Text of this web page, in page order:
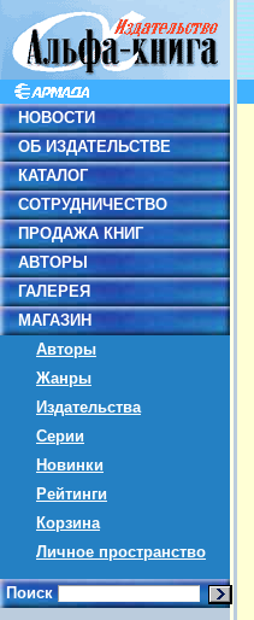
НОВОСТИ
ОБ ИЗДАТЕЛЬСТВЕ
КАТАЛОГ
СОТРУДНИЧЕСТВО
ПРОДАЖА КНИГ
АВТОРЫ
ГАЛЕРЕЯ
МАГАЗИН
Авторы
Жанры
Издательства
Серии
Новинки
Рейтинги
Корзина
Личное пространство
Поиск